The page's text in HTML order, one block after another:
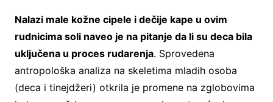
Nalazi male kožne cipele i dečije kape u ovim
rudnicima soli naveo je na pitanje da li su deca bila
uključena u proces rudarenja. Sprovedena
antropološka analiza na skeletima mladih osoba
(deca i tinejdžeri) otkrila je promene na zglobovima